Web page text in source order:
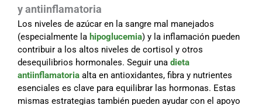
y antiinflamatoria
Los niveles de azúcar en la sangre mal manejados
(especialmente la hipoglucemia) y la inflamación pueden
contribuir a los altos niveles de cortisol y otros
desequilibrios hormonales. Seguir una dieta
antiinflamatoria alta en antioxidantes, fibra y nutrientes
esenciales es clave para equilibrar las hormonas. Estas
mismas estrategias también pueden ayudar con el apoyo